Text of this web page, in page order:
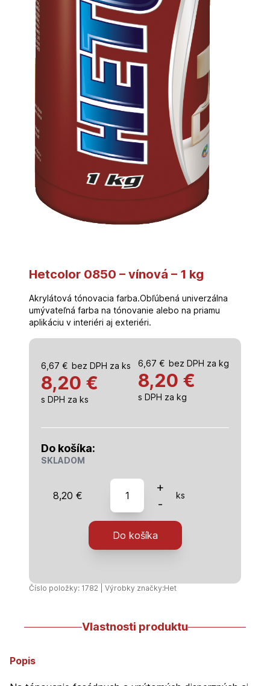
Hetcolor 0850 – vínová – 1 kg
Akrylátová tónovacia farba.Obľúbená univerzálna
umývateľná farba na tónovanie alebo na priamu
aplikáciu v interiéri aj exteriéri.
6,67 € bez DPH za ks
8,20 €
s DPH za ks
6,67 € bez DPH za kg
8,20 €
s DPH za kg
Do košíka:
SKLADOM
8,20 €
množstvo
Hetcolor
0850
-
kg
+
-
ks
Do košíka
Číslo položky: 1782 | Výrobky značky:Het
Vlastnosti produktu
Popis